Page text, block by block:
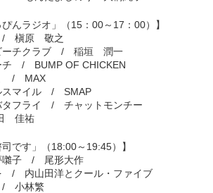
ぴんラジオ」（15：00～17：00）】
槇原 敬之
ーチクラブ / 稲垣 潤一
/ BUMP OF CHICKEN
/ MAX
マイル / SMAP
フライ / チャットモンチー
佳祐
司です」（18:00～19:45）】
囃子 / 尾形大作
内山田洋とクール・ファイブ
小林繁